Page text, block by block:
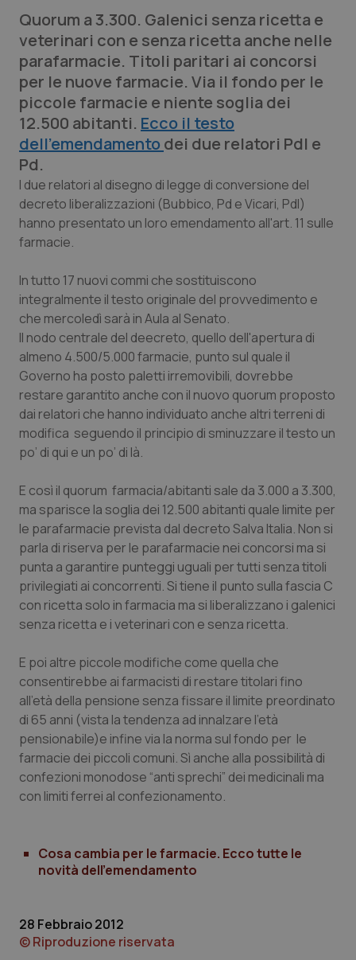
Lettere al direttore
Edizioni Regionali
QS Pro
Professionisti Sanitari.AI
Abruzzo
Basilicata
Campania
Emilia-Romagna
Friuli Venezia Giulia
Lazio
Liguria
Lombardia
Marche
Molise
Piemonte
Provincia Autonoma di Bolzano
Provincia Autonoma di Trento
Puglia
Sardegna
Toscana
Umbria
QS Pro Gold
Artrite & artrosi
Car-T
Colesterolo & coronaropatie
Dermatite Atopica
Diabete & glucometri
Disturbi dell’umore
Dolore
Donna & Salute
Epatiti
HIV
Infezioni & Febbre
Ipertensione & Scompenso
Malattie rare
Malattia di Crohn & Rettocolite Ulcerosa
Obesità
Oftalmologia
QS Club Newsletter
Quorum a 3.300. Galenici senza ricetta e
veterinari con e senza ricetta anche nelle
parafarmacie. Titoli paritari ai concorsi
per le nuove farmacie. Via il fondo per le
piccole farmacie e niente soglia dei
12.500 abitanti. Ecco il testo
dell'emendamento dei due relatori Pdl e
Pd.
I due relatori al disegno di legge di conversione del
decreto liberalizzazioni (Bubbico, Pd e Vicari, Pdl)
hanno presentato un loro emendamento all'art. 11 sulle
farmacie.
In tutto 17 nuovi commi che sostituiscono
integralmente il testo originale del provvedimento e
che mercoledì sarà in Aula al Senato.
Il nodo centrale del deecreto, quello dell'apertura di
almeno 4.500/5.000 farmacie, punto sul quale il
Governo ha posto paletti irremovibili, dovrebbe
restare garantito anche con il nuovo quorum proposto
dai relatori che hanno individuato anche altri terreni di
modifica seguendo il principio di sminuzzare il testo un
po’ di qui e un po’ di là.
E così il quorum farmacia/abitanti sale da 3.000 a 3.300,
ma sparisce la soglia dei 12.500 abitanti quale limite per
le parafarmacie prevista dal decreto Salva Italia. Non si
parla di riserva per le parafarmacie nei concorsi ma si
punta a garantire punteggi uguali per tutti senza titoli
privilegiati ai concorrenti. Si tiene il punto sulla fascia C
con ricetta solo in farmacia ma si liberalizzano i galenici
senza ricetta e i veterinari con e senza ricetta.
E poi altre piccole modifiche come quella che
consentirebbe ai farmacisti di restare titolari fino
all’età della pensione senza fissare il limite preordinato
di 65 anni (vista la tendenza ad innalzare l’età
pensionabile)e infine via la norma sul fondo per le
farmacie dei piccoli comuni. Sì anche alla possibilità di
confezioni monodose “anti sprechi” dei medicinali ma
con limiti ferrei al confezionamento.
Cosa cambia per le farmacie. Ecco tutte le
novità dell’emendamento
28 Febbraio 2012
© Riproduzione riservata